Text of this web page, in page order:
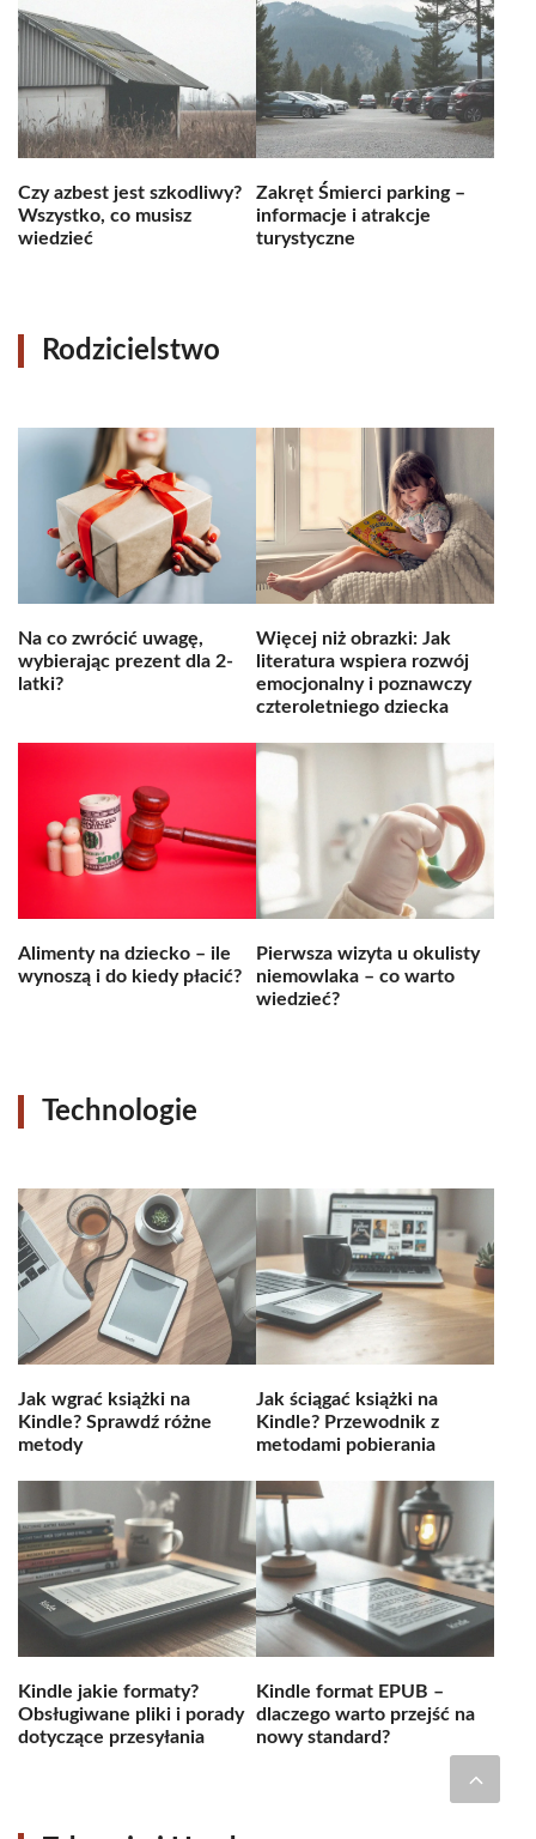
Czy azbest jest szkodliwy?
Wszystko, co musisz
wiedzieć
Zakręt Śmierci parking –
informacje i atrakcje
turystyczne
Rodzicielstwo
Na co zwrócić uwagę,
wybierając prezent dla 2-
latki?
Więcej niż obrazki: Jak
literatura wspiera rozwój
emocjonalny i poznawczy
czteroletniego dziecka
Alimenty na dziecko – ile
wynoszą i do kiedy płacić?
Pierwsza wizyta u okulisty
niemowlaka – co warto
wiedzieć?
Technologie
Jak wgrać książki na
Kindle? Sprawdź różne
metody
Jak ściągać książki na
Kindle? Przewodnik z
metodami pobierania
Kindle jakie formaty?
Obsługiwane pliki i porady
dotyczące przesyłania
Kindle format EPUB –
dlaczego warto przejść na
nowy standard?